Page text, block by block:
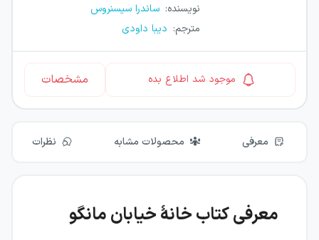
نویسنده: ساندرا سیسنروس
مترجم: دیبا داودی
موجود شد اطلاع بده مشخصات
معرفی محصولات مشابه نظرات
معرفی کتاب خانهٔ خیابان مانگو